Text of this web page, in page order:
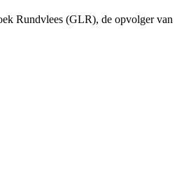
Rundvlees (GLR), de opvolger van